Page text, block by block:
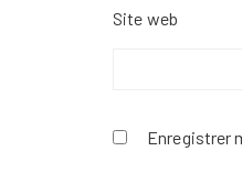
Site web
Enregistrer